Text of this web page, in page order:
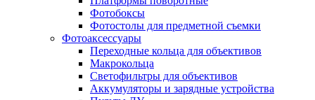
Фотобоксы
Фотостолы для предметной съемки
Фотоаксессуары
Переходные кольца для объективов
Макрокольца
Светофильтры для объективов
Аккумуляторы и зарядные устройства